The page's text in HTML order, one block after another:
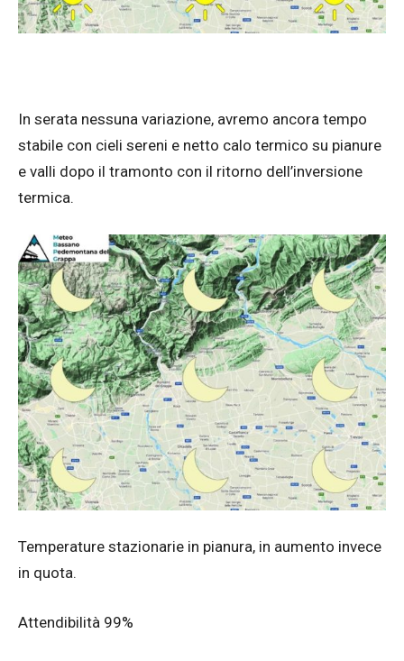
In serata nessuna variazione, avremo ancora tempo
stabile con cieli sereni e netto calo termico su pianure
e valli dopo il tramonto con il ritorno dell’inversione
termica.
Temperature stazionarie in pianura, in aumento invece
in quota.
Attendibilità 99%